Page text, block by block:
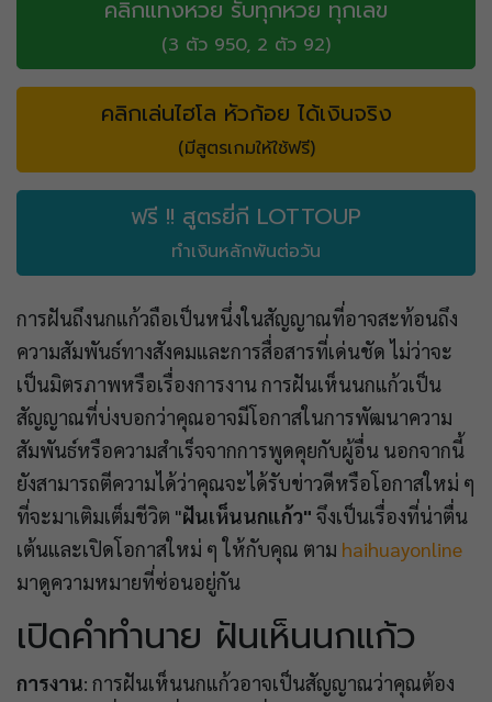
คลิกแทงหวย รับทุกหวย ทุกเลข
(3 ตัว 950, 2 ตัว 92)
คลิกเล่นไฮโล หัวก้อย ได้เงินจริง
(มีสูตรเกมให้ใช้ฟรี)
ฟรี !! สูตรยี่กี LOTTOUP
ทำเงินหลักพันต่อวัน
การฝันถึงนกแก้วถือเป็นหนึ่งในสัญญาณที่อาจสะท้อนถึง
ความสัมพันธ์ทางสังคมและการสื่อสารที่เด่นชัด ไม่ว่าจะ
เป็นมิตรภาพหรือเรื่องการงาน การฝันเห็นนกแก้วเป็น
สัญญาณที่บ่งบอกว่าคุณอาจมีโอกาสในการพัฒนาความ
สัมพันธ์หรือความสำเร็จจากการพูดคุยกับผู้อื่น นอกจากนี้
ยังสามารถตีความได้ว่าคุณจะได้รับข่าวดีหรือโอกาสใหม่ ๆ
ที่จะมาเติมเต็มชีวิต "ฝันเห็นนกแก้ว" จึงเป็นเรื่องที่น่าตื่น
เต้นและเปิดโอกาสใหม่ ๆ ให้กับคุณ ตาม haihuayonline
มาดูความหมายที่ซ่อนอยู่กัน
เปิดคำทำนาย ฝันเห็นนกแก้ว
การงาน: การฝันเห็นนกแก้วอาจเป็นสัญญาณว่าคุณต้อง